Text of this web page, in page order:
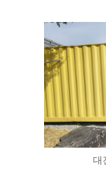
대